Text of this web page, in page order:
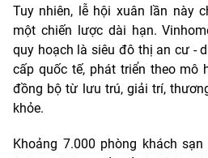
Tuy nhiên, lễ hội xuân lần này
một chiến lược dài hạn.
quy hoạch là siêu đô thị an cư -
cấp quốc tế, phát triển theo mô
đồng bộ từ lưu trú, giải trí,
khỏe.
Khoảng 7.000 phòng khách